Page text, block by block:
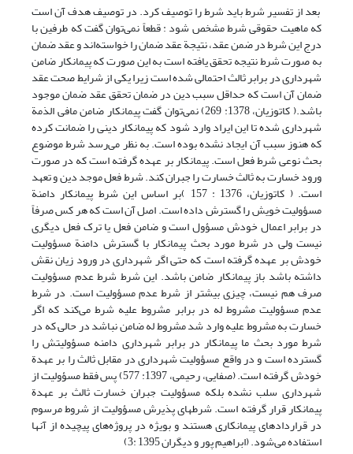
بعد از تفسیر شرط باید شرط را توصیف کرد. در توصیف هدف آن است
که ماهیت حقوقی شرط مشخص شود : قطعاً نمی‌توان گفت که طرفین با
درج این شرط در ضمن عقد، نتیجة عقد ضمان را خواسته‌اند و عقد ضمان
به صورت شرط نتیجه تحقق یافته است به این صورت که پیمانکار ضامن
شهرداری در برابر ثالث احتمالی شده است زیرا یکی از شرایط صحت عقد
ضمان آن است که حداقل سبب دین در ضمان تحقق عقد ضمان موجود
باشد.( کاتوزیان، 1378: 269) نمی‌توان گفت پیمانکار ضامن مافی الذمة
شهرداری شده تا این ایراد وارد شود که پیمانکار دینی را ضمانت کرده
که هنوز سبب آن ایجاد نشده بوده است. به نظر می‌رسد شرط موضوع
بحث نوعی شرط فعل است. پیمانکار بر عهده گرفته است که در صورت
ورود خسارت به ثالث خسارت را جبران کند. شرط فعل موجد دین و تعهد
است. ( کاتوزیان، 1376 : 157 )بر اساس این شرط پیمانکار دامنة
مسؤولیت خویش را گسترش داده است. اصل آن است که هر کس صرفاً
در برابر اعمال خودش مسؤول است و ضامن فعل یا ترک فعل دیگری
نیست ولی در شرط مورد بحث پیمانکار با گسترش دامنة مسؤولیت
خودش بر عهده گرفته است که حتی اگر شهرداری در ورود زیان نقش
داشته باشد باز پیمانکار ضامن باشد. این شرط شرط عدم مسؤولیت
صرف هم نیست، چیزی بیشتر از شرط عدم مسؤولیت است. در شرط
عدم مسؤولیت مشروط له در برابر مشروط علیه شرط می‌کند که اگر
خسارت به مشروط علیه وارد شد مشروط له ضامن نباشد در حالی که در
شرط مورد بحث ما پیمانکار در برابر شهرداری دامنه مسؤولیتش را
گسترده است و در واقع مسؤولیت شهرداری در مقابل ثالث را بر عهدة
خودش گرفته است. (صفایی، رحیمی، 1397: 577) پس فقط مسؤولیت از
شهرداری سلب نشده بلکه مسؤولیت جبران خسارت ثالث بر عهدة
پیمانکار قرار گرفته است. شرطهای پذیرش مسؤولیت از شروط مرسوم
در قراردادهای پیمانکاری هستند و بویژه در پروژه‌های پیچیده از آنها
استفاده می‌شود. (ابراهیم پور و دیگران 1395 :3)